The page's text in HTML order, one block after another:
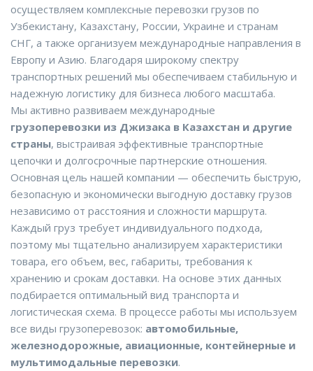
осуществляем комплексные перевозки грузов по
Узбекистану, Казахстану, России, Украине и странам
СНГ, а также организуем международные направления в
Европу и Азию. Благодаря широкому спектру
транспортных решений мы обеспечиваем стабильную и
надежную логистику для бизнеса любого масштаба.
Мы активно развиваем международные
грузоперевозки из Джизака в Казахстан и другие
страны, выстраивая эффективные транспортные
цепочки и долгосрочные партнерские отношения.
Основная цель нашей компании — обеспечить быструю,
безопасную и экономически выгодную доставку грузов
независимо от расстояния и сложности маршрута.
Каждый груз требует индивидуального подхода,
поэтому мы тщательно анализируем характеристики
товара, его объем, вес, габариты, требования к
хранению и срокам доставки. На основе этих данных
подбирается оптимальный вид транспорта и
логистическая схема. В процессе работы мы используем
все виды грузоперевозок: автомобильные,
железнодорожные, авиационные, контейнерные и
мультимодальные перевозки.